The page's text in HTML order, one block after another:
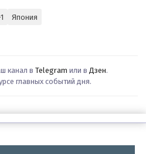
Япония
канал в Telegram или в Дзен.
главных событий дня.